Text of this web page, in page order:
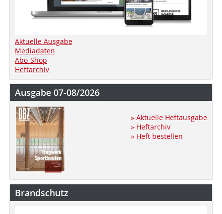
Aktuelle Ausgabe
Mediadaten
Abo-Shop
Heftarchiv
Ausgabe 07-08/2026
» Aktuelle Heftausgabe
» Heftarchiv
» Heft bestellen
Brandschutz